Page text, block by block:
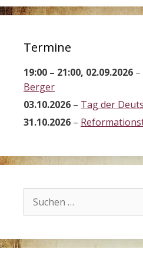
Termine
19:00 – 21:00, 02.09.2026 –
Berger
03.10.2026 – Tag der
31.10.2026 –
nach: